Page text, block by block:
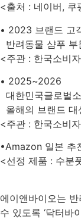
<출처 : 네이버, 쿠
• 2023 브랜드 고
반려동물 샴푸 부
<주관 : 한국소비
• 2025~2026
대한민국글로벌
올해의 브랜드 대
<주관 : 한국소비
•Amazon 일본 추
<선정 제품 : 수분
에이앤바이오는
수 있도록 ‘닥터바